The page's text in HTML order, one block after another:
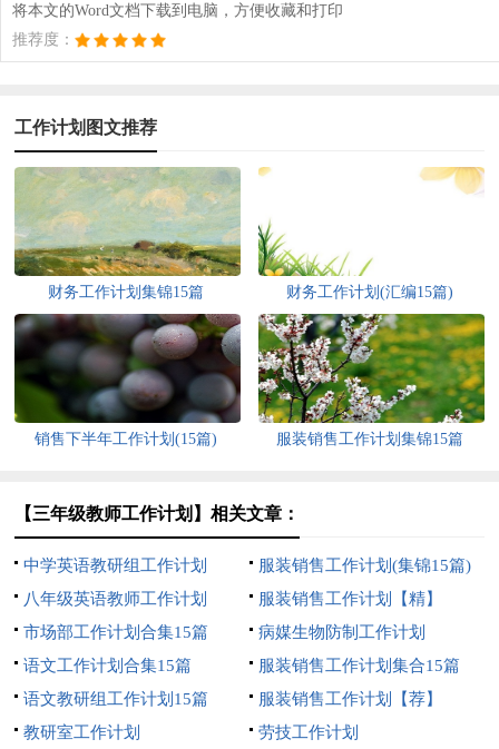
将本文的Word文档下载到电脑，方便收藏和打印
推荐度：
工作计划图文推荐
财务工作计划集锦15篇 财务工作计划(汇编15篇)
销售下半年工作计划(15篇) 服装销售工作计划集锦15篇
【三年级教师工作计划】相关文章：
中学英语教研组工作计划
服装销售工作计划(集锦15篇)
八年级英语教师工作计划
服装销售工作计划【精】
市场部工作计划合集15篇
病媒生物防制工作计划
语文工作计划合集15篇
服装销售工作计划集合15篇
语文教研组工作计划15篇
服装销售工作计划【荐】
教研室工作计划
劳技工作计划